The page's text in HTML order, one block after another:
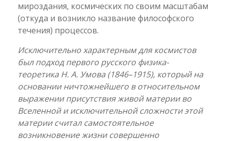
мироздания, космических по своим масштабам
(откуда и возникло название философского
течения) процессов.
Исключительно характерным для космистов
был подход первого русского физика-
теоретика Н. А. Умова (1846–1915), который на
основании ничтожнейшего в относительном
выражении присутствия живой материи во
Вселенной и исключительной сложности этой
материи считал самостоятельное
возникновение жизни совершенно